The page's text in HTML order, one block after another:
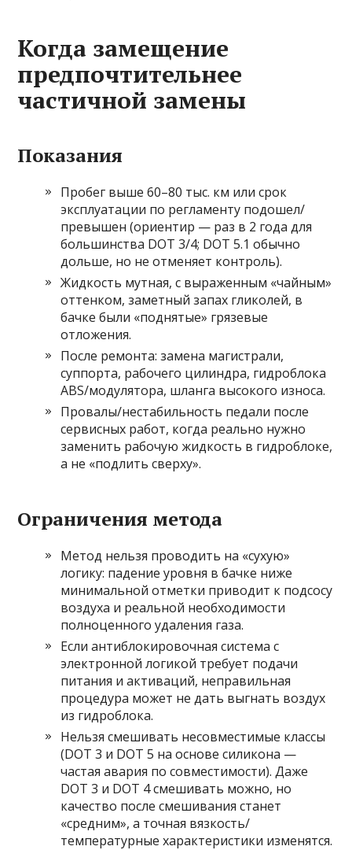
Когда замещение
предпочтительнее
частичной замены
Показания
Пробег выше 60–80 тыс. км или срок
эксплуатации по регламенту подошел/
превышен (ориентир — раз в 2 года для
большинства DOT 3/4; DOT 5.1 обычно
дольше, но не отменяет контроль).
Жидкость мутная, с выраженным «чайным»
оттенком, заметный запах гликолей, в
бачке были «поднятые» грязевые
отложения.
После ремонта: замена магистрали,
суппорта, рабочего цилиндра, гидроблока
ABS/модулятора, шланга высокого износа.
Провалы/нестабильность педали после
сервисных работ, когда реально нужно
заменить рабочую жидкость в гидроблоке,
а не «подлить сверху».
Ограничения метода
Метод нельзя проводить на «сухую»
логику: падение уровня в бачке ниже
минимальной отметки приводит к подсосу
воздуха и реальной необходимости
полноценного удаления газа.
Если антиблокировочная система с
электронной логикой требует подачи
питания и активаций, неправильная
процедура может не дать выгнать воздух
из гидроблока.
Нельзя смешивать несовместимые классы
(DOT 3 и DOT 5 на основе силикона —
частая авария по совместимости). Даже
DOT 3 и DOT 4 смешивать можно, но
качество после смешивания станет
«средним», а точная вязкость/
температурные характеристики изменятся.